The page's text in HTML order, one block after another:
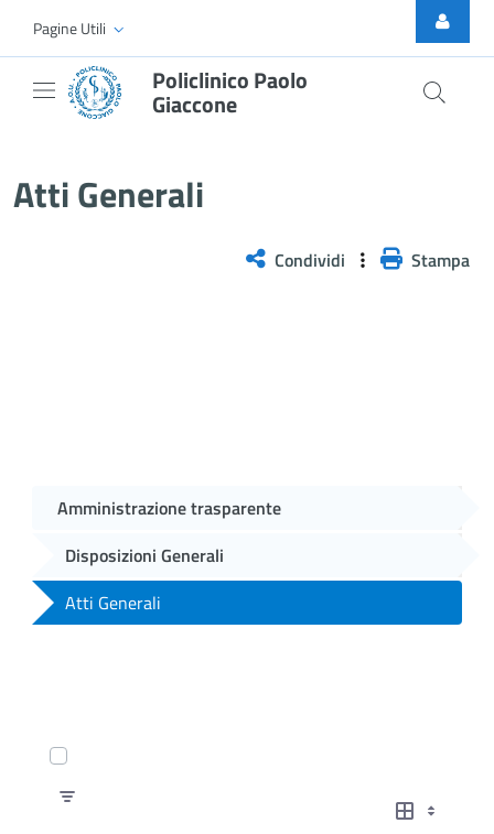
Skip to Main Content
Pagine Utili
Policlinico Paolo
Giaccone
Atti Generali
Condividi Stampa
Amministrazione trasparente
Disposizioni Generali
Atti Generali
0 of 17 Articoli Selected